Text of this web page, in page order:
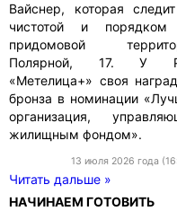
Вайснер, которая
чистотой и
придомовой
Полярной, 17. У
«Метелица+» своя
бронза в номинации
организация,
жилищным фондом».
13 июля 2026 года
Читать дальше »
НАЧИНАЕМ ГОТОВИТЬ